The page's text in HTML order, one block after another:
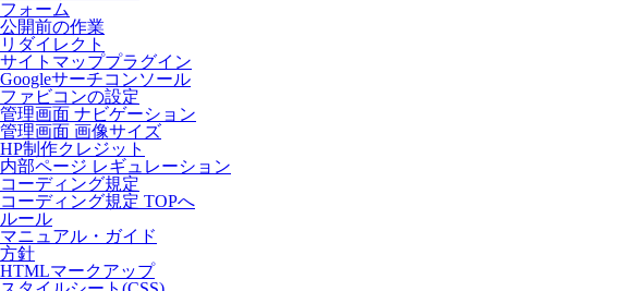
フォーム
公開前の作業
リダイレクト
サイトマッププラグイン
Googleサーチコンソール
ファビコンの設定
管理画面 ナビゲーション
管理画面 画像サイズ
HP制作クレジット
内部ページ レギュレーション
コーディング規定
コーディング規定 TOPへ
ルール
マニュアル・ガイド
方針
HTMLマークアップ